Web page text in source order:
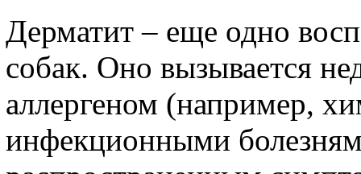
Дерматит – еще одно
собак. Оно вызывается
аллергеном (например,
инфекционными